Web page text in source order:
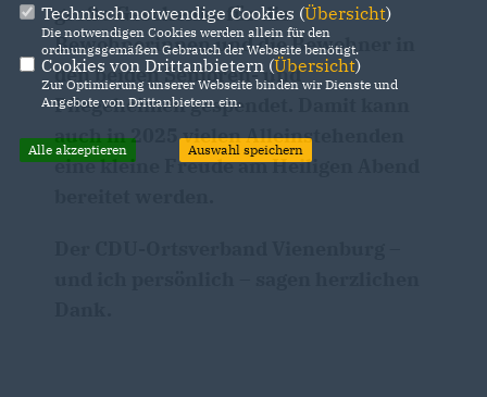
große Geschenke für die
Bewohnerinnen und die Bewohner in
den beiden Senioren- und
Pflegeheimen gespendet. Damit kann
auch in 2025 vielen Alleinstehenden
eine kleine Freude am Heiligen Abend
Technisch notwendige Cookies (Übersicht)
Die notwendigen Cookies werden allein für den
ordnungsgemäßen Gebrauch der Webseite benötigt.
Cookies von Drittanbietern (Übersicht)
Zur Optimierung unserer Webseite binden wir Dienste und
Angebote von Drittanbietern ein.
Alle akzeptieren Auswahl speichern